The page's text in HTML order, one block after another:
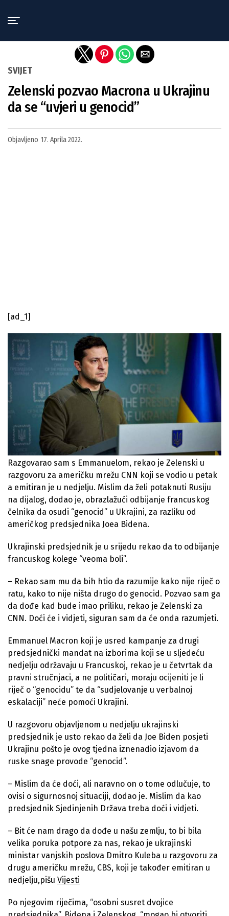
SVIJET
Zelenski pozvao Macrona u Ukrajinu
da se “uvjeri u genocid”
Objavljeno 17. Aprila 2022.
[ad_1]
Razgovarao sam s Emmanuelom, rekao je Zelenski u
razgovoru za američku mrežu CNN koji se vodio u petak
a emitiran je u nedjelju. Mislim da želi potaknuti Rusiju
na dijalog, dodao je, obrazlažući odbijanje francuskog
čelnika da osudi “genocid” u Ukrajini, za razliku od
američkog predsjednika Joea Bidena.
Ukrajinski predsjednik je u srijedu rekao da to odbijanje
francuskog kolege “veoma boli”.
– Rekao sam mu da bih htio da razumije kako nije riječ o
ratu, kako to nije ništa drugo do genocid. Pozvao sam ga
da dođe kad bude imao priliku, rekao je Zelenski za
CNN. Doći će i vidjeti, siguran sam da će onda razumjeti.
Emmanuel Macron koji je usred kampanje za drugi
predsjednički mandat na izborima koji se u sljedeću
nedjelju održavaju u Francuskoj, rekao je u četvrtak da
pravni stručnjaci, a ne političari, moraju ocijeniti je li
riječ o “genocidu” te da “sudjelovanje u verbalnoj
eskalaciji” neće pomoći Ukrajini.
U razgovoru objavljenom u nedjelju ukrajinski
predsjednik je usto rekao da želi da Joe Biden posjeti
Ukrajinu pošto je ovog tjedna iznenadio izjavom da
ruske snage provode “genocid”.
– Mislim da će doći, ali naravno on o tome odlučuje, to
ovisi o sigurnosnoj situaciji, dodao je. Mislim da kao
predsjednik Sjedinjenih Država treba doći i vidjeti.
– Bit će nam drago da dođe u našu zemlju, to bi bila
velika poruka potpore za nas, rekao je ukrajinski
ministar vanjskih poslova Dmitro Kuleba u razgovoru za
drugu američku mrežu, CBS, koji je također emitiran u
nedjelju,pišu Vijesti
Po njegovim riječima, “osobni susret dvojice